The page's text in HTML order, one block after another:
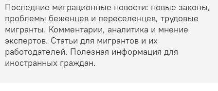
Последние миграционные новости: новые законы,
проблемы беженцев и переселенцев, трудовые
мигранты. Комментарии, аналитика и мнение
экспертов. Статьи для мигрантов и их
работодателей. Полезная информация для
иностранных граждан.